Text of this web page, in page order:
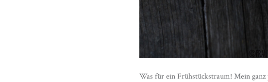
Was für ein Frühstückstraum! Mein